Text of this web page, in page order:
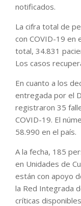
notificados.
La cifra total de
con COVID-19 en
total, 34.831
Los casos
En cuanto a los
entregada por el
registraron 35
COVID-19. El
58.990 en el país.
A la fecha, 185
en Unidades de
están con apoyo
la Red Integrada
críticas